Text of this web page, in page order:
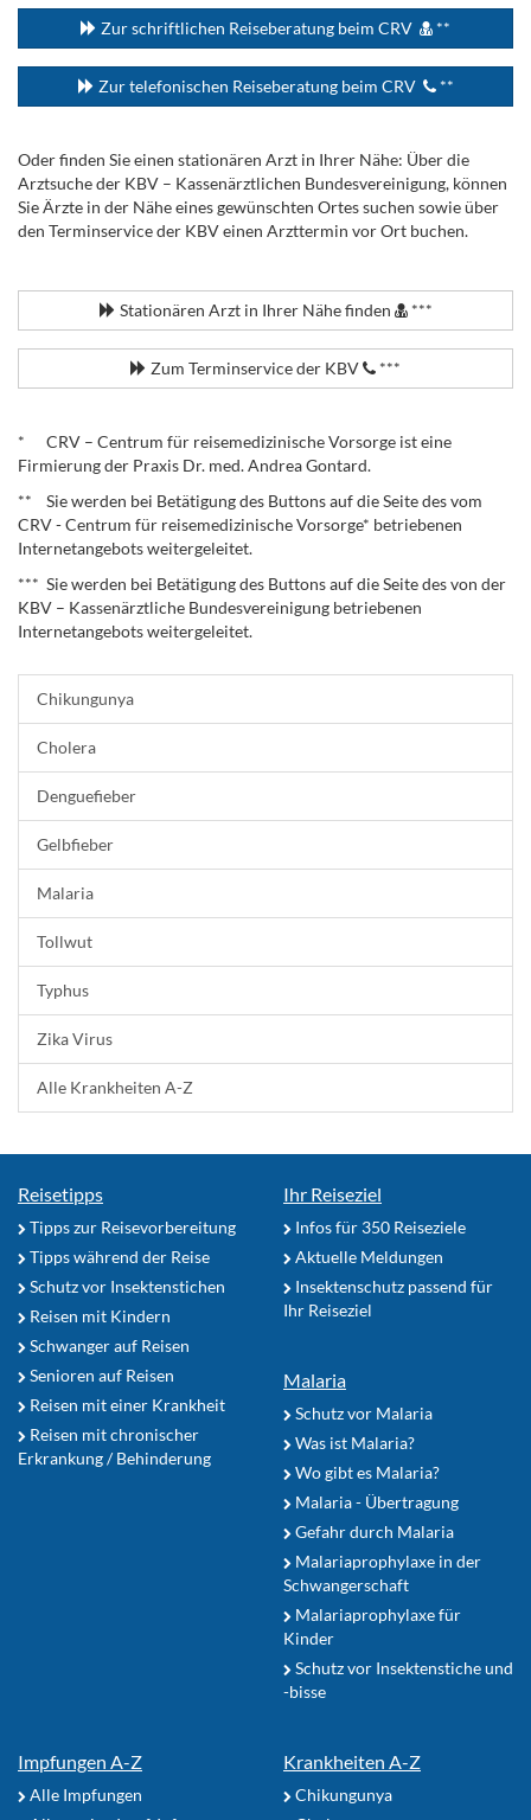
Zur schriftlichen Reiseberatung beim CRV **
Zur telefonischen Reiseberatung beim CRV **
Oder finden Sie einen stationären Arzt in Ihrer Nähe: Über die
Arztsuche der KBV – Kassenärztlichen Bundesvereinigung, können
Sie Ärzte in der Nähe eines gewünschten Ortes suchen sowie über
den Terminservice der KBV einen Arzttermin vor Ort buchen.
Stationären Arzt in Ihrer Nähe finden ***
Zum Terminservice der KBV ***
* CRV – Centrum für reisemedizinische Vorsorge ist eine
Firmierung der Praxis Dr. med. Andrea Gontard.
** Sie werden bei Betätigung des Buttons auf die Seite des vom
CRV - Centrum für reisemedizinische Vorsorge* betriebenen
Internetangebots weitergeleitet.
*** Sie werden bei Betätigung des Buttons auf die Seite des von der
KBV – Kassenärztliche Bundesvereinigung betriebenen
Internetangebots weitergeleitet.
Chikungunya
Cholera
Denguefieber
Gelbfieber
Malaria
Tollwut
Typhus
Zika Virus
Alle Krankheiten A-Z
Reisetipps
Tipps zur Reisevorbereitung
Tipps während der Reise
Schutz vor Insektenstichen
Reisen mit Kindern
Schwanger auf Reisen
Senioren auf Reisen
Reisen mit einer Krankheit
Reisen mit chronischer
Erkrankung / Behinderung
Ihr Reiseziel
Infos für 350 Reiseziele
Aktuelle Meldungen
Insektenschutz passend für
Ihr Reiseziel
Malaria
Schutz vor Malaria
Was ist Malaria?
Wo gibt es Malaria?
Malaria - Übertragung
Gefahr durch Malaria
Malariaprophylaxe in der
Schwangerschaft
Malariaprophylaxe für
Kinder
Schutz vor Insektenstiche und
-bisse
Impfungen A-Z
Alle Impfungen
Krankheiten A-Z
Chikungunya